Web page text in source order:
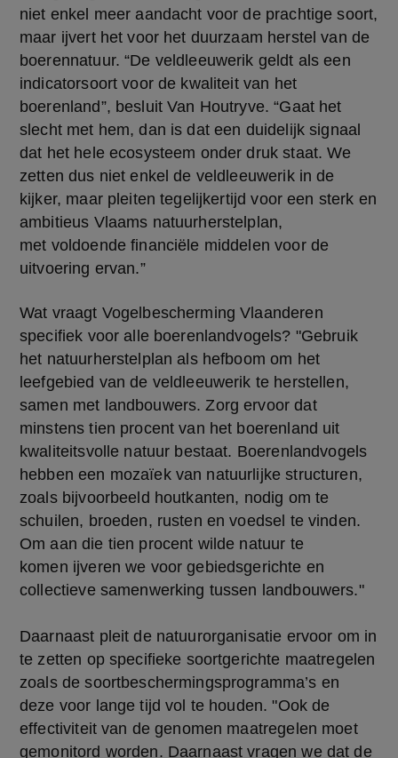
niet enkel meer aandacht voor de prachtige soort,
maar ijvert het voor het duurzaam herstel van de
boerennatuur. “De veldleeuwerik geldt als een
indicatorsoort voor de kwaliteit van het
boerenland”, besluit Van Houtryve. “Gaat het
slecht met hem, dan is dat een duidelijk signaal
dat het hele ecosysteem onder druk staat. We
zetten dus niet enkel de veldleeuwerik in de
kijker, maar pleiten tegelijkertijd voor een sterk en
ambitieus Vlaams natuurherstelplan,
met voldoende financiële middelen voor de
uitvoering ervan.”
Wat vraagt Vogelbescherming Vlaanderen
specifiek voor alle boerenlandvogels? "Gebruik
het natuurherstelplan als hefboom om het
leefgebied van de veldleeuwerik te herstellen,
samen met landbouwers. Zorg ervoor dat
minstens tien procent van het boerenland uit
kwaliteitsvolle natuur bestaat. Boerenlandvogels
hebben een mozaïek van natuurlijke structuren,
zoals bijvoorbeeld houtkanten, nodig om te
schuilen, broeden, rusten en voedsel te vinden.
Om aan die tien procent wilde natuur te
komen ijveren we voor gebiedsgerichte en
collectieve samenwerking tussen landbouwers."
Daarnaast pleit de natuurorganisatie ervoor om in
te zetten op specifieke soortgerichte maatregelen
zoals de soortbeschermingsprogramma’s en
deze voor lange tijd vol te houden. "Ook de
effectiviteit van de genomen maatregelen moet
gemonitord worden. Daarnaast vragen we dat de